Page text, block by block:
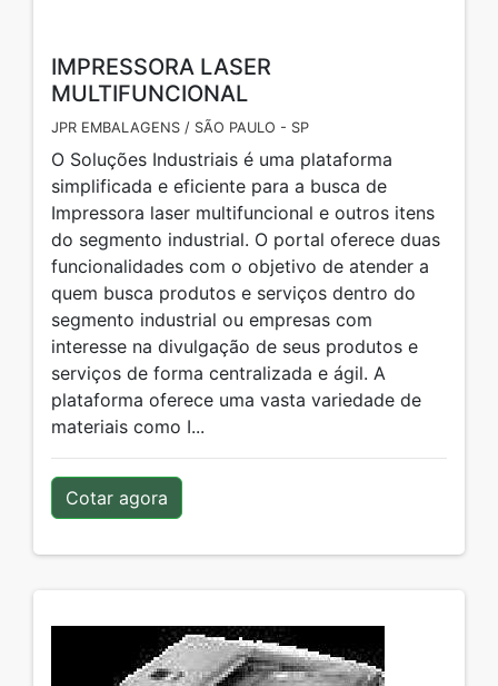
IMPRESSORA LASER
MULTIFUNCIONAL
JPR EMBALAGENS / SÃO PAULO - SP
O Soluções Industriais é uma plataforma
simplificada e eficiente para a busca de
Impressora laser multifuncional e outros itens
do segmento industrial. O portal oferece duas
funcionalidades com o objetivo de atender a
quem busca produtos e serviços dentro do
segmento industrial ou empresas com
interesse na divulgação de seus produtos e
serviços de forma centralizada e ágil. A
plataforma oferece uma vasta variedade de
materiais como I...
Cotar agora